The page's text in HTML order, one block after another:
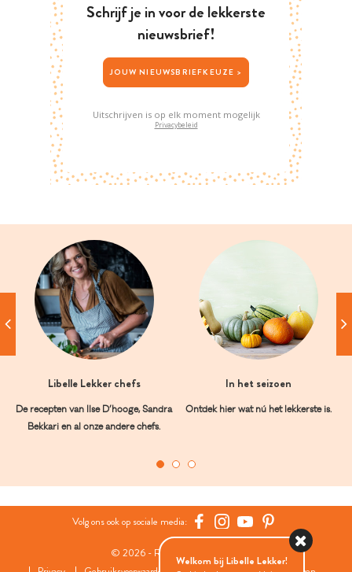
Schrijf je in voor de lekkerste
nieuwsbrief!
JOUW NIEUWSBRIEFKEUZE >
Uitschrijven is op elk moment mogelijk
Privacybeleid
Libelle Lekker chefs
De recepten van Ilse D’hooge, Sandra
Bekkari en al onze andere chefs.
In het seizoen
Ontdek hier wat nú het lekkerste is.
Volg ons ook op sociale media:
© 2026 - Roularta Media Group
Welkom bij Libelle Lekker!